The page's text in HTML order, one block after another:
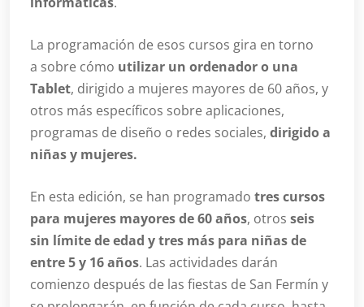
La programación de esos cursos gira en torno
a sobre cómo utilizar un ordenador o una
Tablet, dirigido a mujeres mayores de 60 años, y
otros más específicos sobre aplicaciones,
programas de diseño o redes sociales, dirigido a
niñas y mujeres.
En esta edición, se han programado tres cursos
para mujeres mayores de 60 años, otros seis
sin límite de edad y tres más para niñas de
entre 5 y 16 años. Las actividades darán
comienzo después de las fiestas de San Fermín y